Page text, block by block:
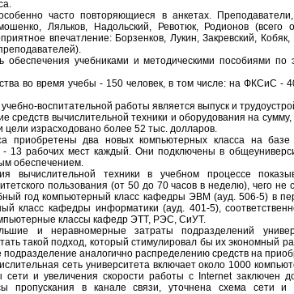
часто повторяющиеся в анкетах.
Ляльков, Надольский, Ревотюк, Родионов (всего
впечатление: Борзенков, Лукин, Закревский,
обеспечения учебниками и методическими пособиями по
во время учебы - 150 человек, в том числе: на ФКСиС
воспитательной работы является выпуск и
средств вычислительной техники и оборудования на
цели израсходовано более 52 тыс. долларов.
приобретены два новых компьютерных класса на
- 13 рабочих мест каждый. Они подключены в
обеспечением.
вычислительной техники в учебном процессе
пользования (от 50 до 70 часов в неделю), чего
год компьютерный класс кафедры ЭВМ (ауд. 506-5) в
класс кафедры информатики (ауд. 401-5),
классы кафедр ЭТТ, РЭС, СиУТ.
и неравномерные затраты подразделений
такой подход, который стимулировал бы их экономный
аналогично распределению средств на
сеть университета включает около 1000
и увеличения скорости работы с Internet заключен
пропускания в канале связи, уточнена схема сети